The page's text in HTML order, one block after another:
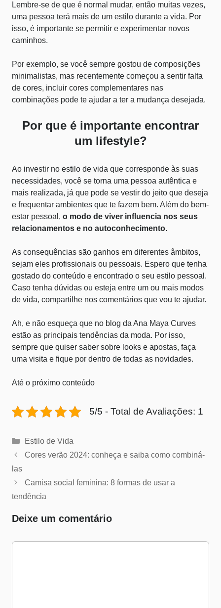
Lembre-se de que é normal mudar, então muitas vezes,
uma pessoa terá mais de um estilo durante a vida. Por
isso, é importante se permitir e experimentar novos
caminhos.
Por exemplo, se você sempre gostou de composições
minimalistas, mas recentemente começou a sentir falta
de cores, incluir cores complementares nas
combinações pode te ajudar a ter a mudança desejada.
Por que é importante encontrar
um lifestyle?
Ao investir no estilo de vida que corresponde às suas
necessidades, você se torna uma pessoa autêntica e
mais realizada, já que pode se vestir do jeito que deseja
e frequentar ambientes que te fazem bem. Além do bem-
estar pessoal, o modo de viver influencia nos seus
relacionamentos e no autoconhecimento.
As consequências são ganhos em diferentes âmbitos,
sejam eles profissionais ou pessoais. Espero que tenha
gostado do conteúdo e encontrado o seu estilo pessoal.
Caso tenha dúvidas ou esteja entre um ou mais modos
de vida, compartilhe nos comentários que vou te ajudar.
Ah, e não esqueça que no blog da Ana Maya Curves
estão as principais tendências da moda. Por isso,
sempre que quiser saber sobre looks e apostas, faça
uma visita e fique por dentro de todas as novidades.
Até o próximo conteúdo
5/5 - Total de Avaliações: 1
Categorias
Estilo de Vida
Cores verão 2024: conheça e saiba como combiná-
las
Camisa social feminina: 8 formas de usar a
tendência
Deixe um comentário
Comentário